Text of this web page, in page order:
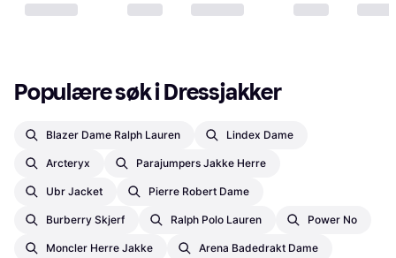
Populære søk i Dressjakker
Blazer Dame Ralph Lauren Lindex Dame
Arcteryx Parajumpers Jakke Herre
Ubr Jacket Pierre Robert Dame
Burberry Skjerf Ralph Polo Lauren Power No
Moncler Herre Jakke Arena Badedrakt Dame